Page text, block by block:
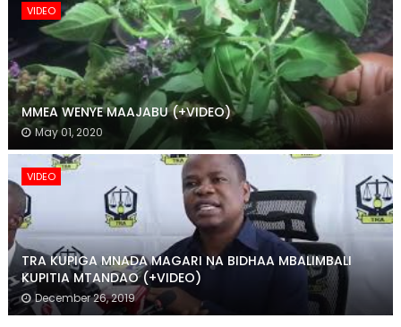
VIDEO
MMEA WENYE MAAJABU (+VIDEO)
May 01, 2020
VIDEO
TRA KUPIGA MNADA MAGARI NA BIDHAA MBALIMBALI
KUPITIA MTANDAO (+VIDEO)
December 26, 2019